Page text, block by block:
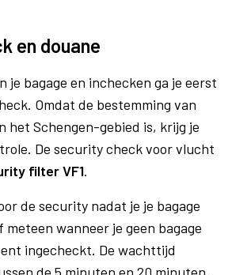
en douane
je bagage en inchecken ga je eerst
Omdat de bestemming van
het Schengen-gebied is, krijg je
De security check voor vlucht
filter VF1.
de security nadat je je bagage
wanneer je geen bagage
ingecheckt. De wachttijd